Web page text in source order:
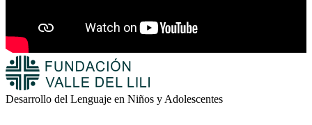
Desarrollo del Lenguaje en Niños y Adolescentes